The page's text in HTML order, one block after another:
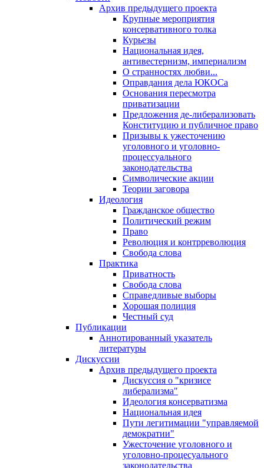
Архив предыдущего проекта
Крупные мероприятия
консервативного толка
Курьезы
Национальная идея,
антивестернизм, империализм
О странностях любви...
Оправдания дела ЮКОСа
Основания пересмотра
приватизации
Предложения де-либерализовать
Конституцию и публичное право
Призывы к ужесточению
уголовного и уголовно-
процессуального
законодательства
Символические акции
Теории заговора
Идеология
Гражданское общество
Политический режим
Право
Революция и контрреволюция
Свобода слова
Практика
Приватность
Свобода слова
Справедливые выборы
Хорошая полиция
Честный суд
Публикации
Аннотированный указатель
литературы
Дискуссии
Архив предыдущего проекта
Дискуссия о "кризисе
либерализма"
Идеология консерватизма
Национальная идея
Пути легитимации "управляемой
демократии"
Ужесточение уголовного и
уголовно-процесуального
законодательства